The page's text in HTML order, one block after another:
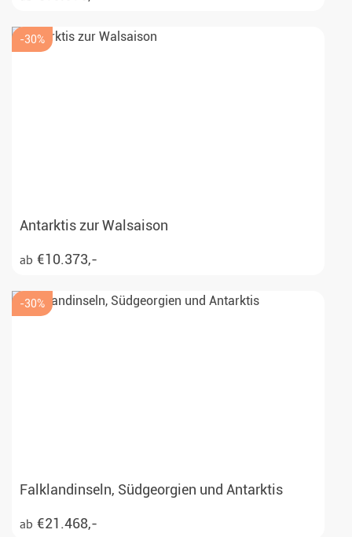
-30%
Antarktis zur Walsaison
ab €10.373,-
-30%
Falklandinseln, Südgeorgien und Antarktis
ab €21.468,-